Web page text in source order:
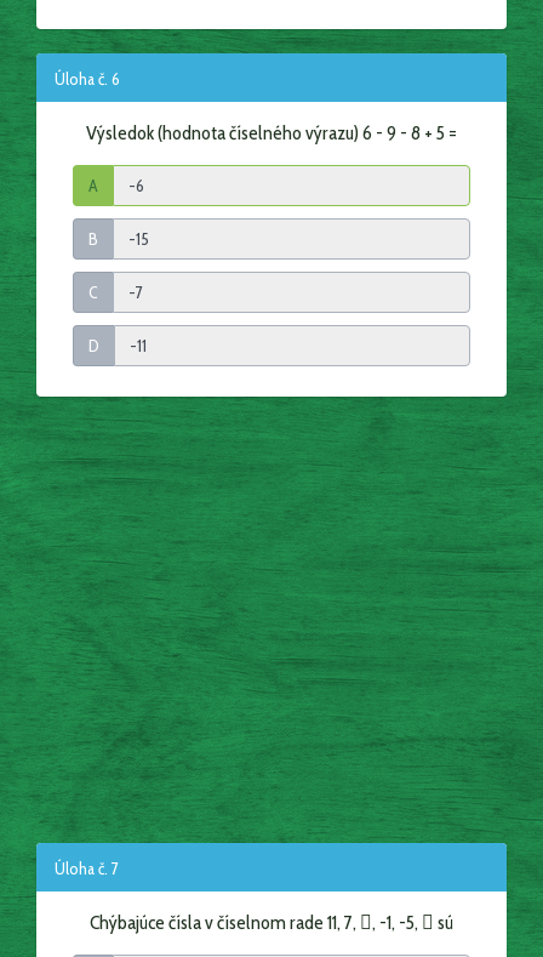
Úloha č. 6
Výsledok (hodnota číselného výrazu) 6 - 9 - 8 + 5 =
A
B
C
D
Úloha č. 7
Chýbajúce čísla v číselnom rade 11, 7, , -1, -5,  sú